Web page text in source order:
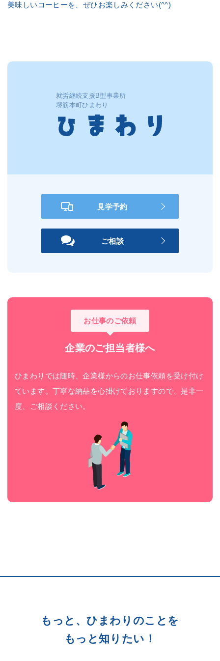
美味しいコーヒーを、ぜひお楽しみください(^^)
就労継続支援B型事業所
堺筋本町ひまわり
見学予約
ご相談
お仕事のご依頼
企業のご担当者様へ
ひまわりでは随時、企業様からのお仕事依頼を受け付け
ています。丁寧な納品を心掛けておりますので、是非一
度、ご相談ください。
もっと、ひまわりのことを
もっと知りたい！